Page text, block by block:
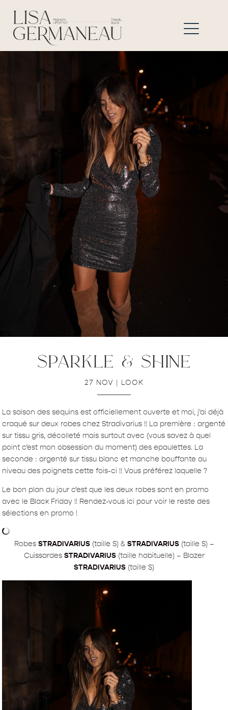
sparkle & shine
27 NOV | LOOK
La saison des sequins est officiellement ouverte et moi, j’ai déjà
craqué sur deux robes chez Stradivarius !! La première : argenté
sur tissu gris, décolleté mais surtout avec (vous savez à quel
point c’est mon obsession du moment) des epaulettes. La
seconde : argenté sur tissu blanc et manche bouffante au
niveau des poignets cette fois-ci !! Vous préférez laquelle ?
Le bon plan du jour c’est que les deux robes sont en promo
avec le Black Friday !! Rendez-vous ici pour voir le reste des
sélections en promo !
Robes STRADIVARIUS(taille S) & STRADIVARIUS(taille S) –
Cuissardes STRADIVARIUS(taille habituelle) – Blazer
STRADIVARIUS (taille S)